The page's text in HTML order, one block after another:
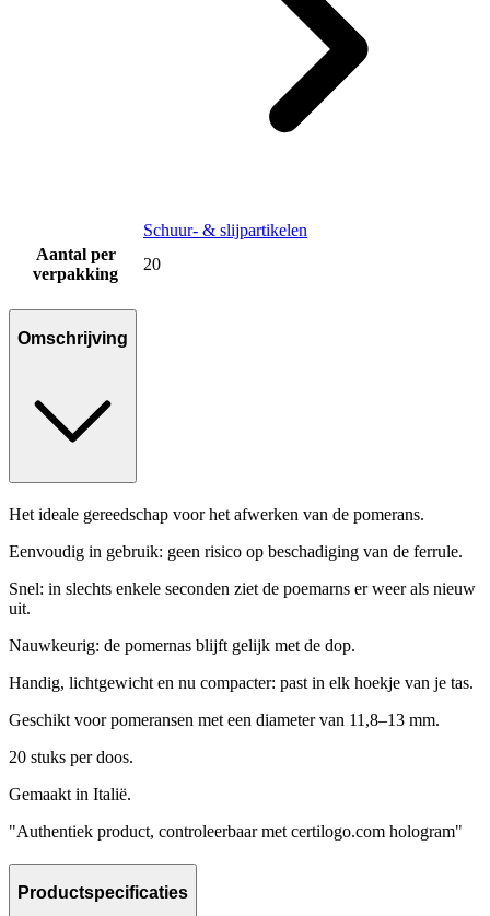
Schuur- & slijpartikelen
Aantal per
verpakking
20
Omschrijving
Het ideale gereedschap voor het afwerken van de pomerans.
Eenvoudig in gebruik: geen risico op beschadiging van de ferrule.
Snel: in slechts enkele seconden ziet de poemarns er weer als nieuw
uit.
Nauwkeurig: de pomernas blijft gelijk met de dop.
Handig, lichtgewicht en nu compacter: past in elk hoekje van je tas.
Geschikt voor pomeransen met een diameter van 11,8–13 mm.
20 stuks per doos.
Gemaakt in Italië.
"Authentiek product, controleerbaar met certilogo.com hologram"
Productspecificaties